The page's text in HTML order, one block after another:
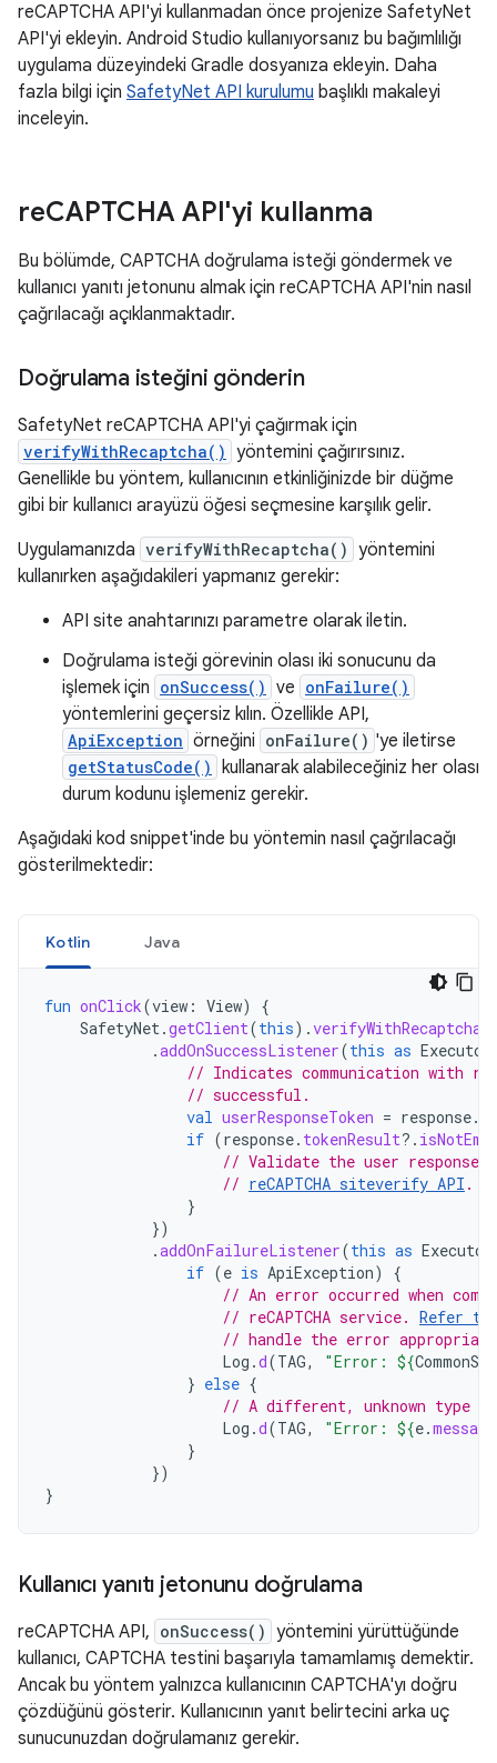
reCAPTCHA API'yi kullanmadan önce projenize SafetyNet
API'yi ekleyin. Android Studio kullanıyorsanız bu bağımlılığı
uygulama düzeyindeki Gradle dosyanıza ekleyin. Daha
fazla bilgi için SafetyNet API kurulumu başlıklı makaleyi
inceleyin.
reCAPTCHA API'yi kullanma
Bu bölümde, CAPTCHA doğrulama isteği göndermek ve
kullanıcı yanıtı jetonunu almak için reCAPTCHA API'nin nasıl
çağrılacağı açıklanmaktadır.
Doğrulama isteğini gönderin
SafetyNet reCAPTCHA API'yi çağırmak için
verifyWithRecaptcha() yöntemini çağırırsınız.
Genellikle bu yöntem, kullanıcının etkinliğinizde bir düğme
gibi bir kullanıcı arayüzü öğesi seçmesine karşılık gelir.
Uygulamanızda verifyWithRecaptcha() yöntemini
kullanırken aşağıdakileri yapmanız gerekir:
API site anahtarınızı parametre olarak iletin.
Doğrulama isteği görevinin olası iki sonucunu da
işlemek için onSuccess() ve onFailure()
yöntemlerini geçersiz kılın. Özellikle API,
ApiException örneğini onFailure() 'ye iletirse
getStatusCode() kullanarak alabileceğiniz her olası
durum kodunu işlemeniz gerekir.
Aşağıdaki kod snippet'inde bu yöntemin nasıl çağrılacağı
gösterilmektedir:
Kotlin Java
fun onClick(view : View)
{
SafetyNet.getClient(this).verifyWithRecaptcha
.addOnSuccessListener(this as Executor
// Indicates communication with
// successful.
val userResponseToken = response.
if (response. tokenResult?.
// Validate the user response
// reCAPTCHA siteverify API .
}
})
.addOnFailureListener(this as Executor
if (e is ApiException)
{
// An error occurred when
// reCAPTCHA service. Refer to
// handle the error
Log .d(TAG, "Error: ${
} else {
// A different, unknown type
Log .d(TAG, "Error: ${e.message
}
})
}
Kullanıcı yanıtı jetonunu doğrulama
reCAPTCHA API, onSuccess() yöntemini yürüttüğünde
kullanıcı, CAPTCHA testini başarıyla tamamlamış demektir.
Ancak bu yöntem yalnızca kullanıcının CAPTCHA'yı doğru
çözdüğünü gösterir. Kullanıcının yanıt belirtecini arka uç
sunucunuzdan doğrulamanız gerekir.